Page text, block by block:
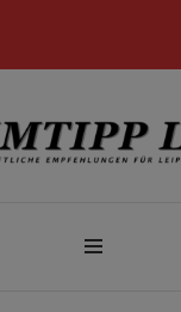
für Leipziger